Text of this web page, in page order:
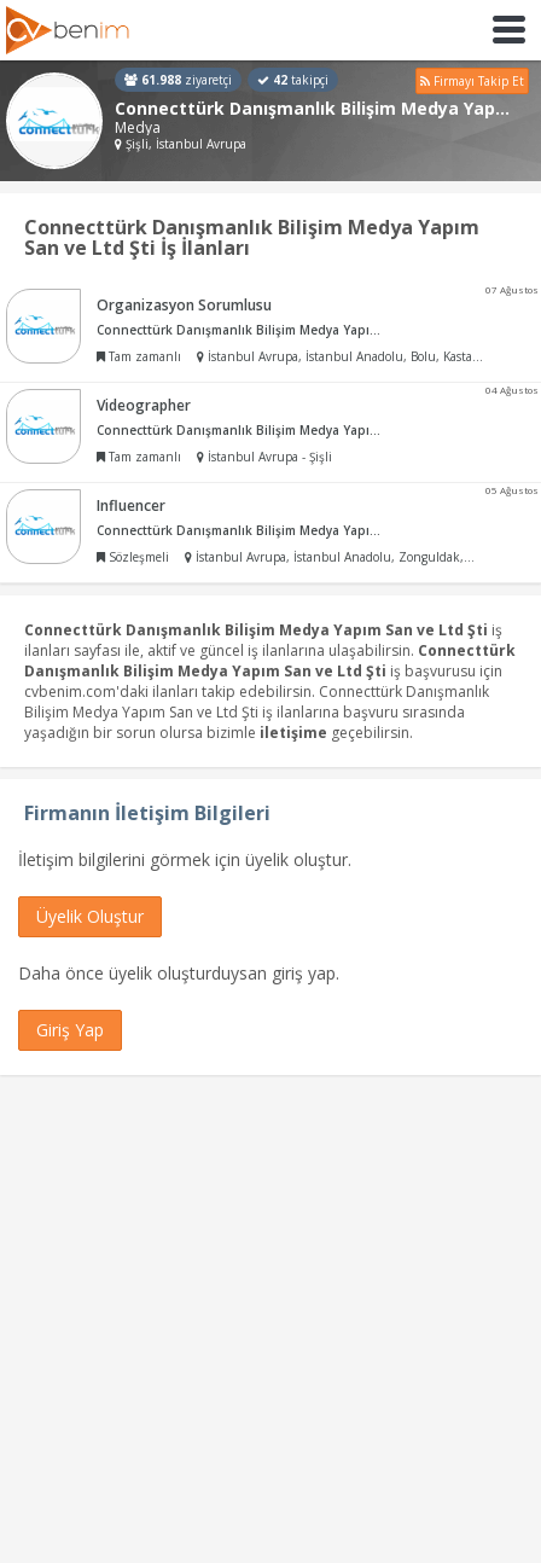
61.988 ziyaretçi 42 takipçi Firmayı Takip Et
Connecttürk Danışmanlık Bilişim Medya Yapım San ve Ltd Şti
Medya
Şişli, İstanbul Avrupa
Connecttürk Danışmanlık Bilişim Medya Yapım
San ve Ltd Şti İş İlanları
07 Ağustos
Organizasyon Sorumlusu
Connecttürk Danışmanlık Bilişim Medya Yapım San ve Ltd Şti
Tam zamanlı
İstanbul Avrupa, İstanbul Anadolu, Bolu, Kastamonu
04 Ağustos
Videographer
Connecttürk Danışmanlık Bilişim Medya Yapım San ve Ltd Şti
Tam zamanlı
İstanbul Avrupa - Şişli
05 Ağustos
Influencer
Connecttürk Danışmanlık Bilişim Medya Yapım San ve Ltd Şti
Sözleşmeli
İstanbul Avrupa, İstanbul Anadolu, Zonguldak, Kastamonu, Bolu
Connecttürk Danışmanlık Bilişim Medya Yapım San ve Ltd Şti iş
ilanları sayfası ile, aktif ve güncel iş ilanlarına ulaşabilirsin. Connecttürk
Danışmanlık Bilişim Medya Yapım San ve Ltd Şti iş başvurusu için
cvbenim.com'daki ilanları takip edebilirsin. Connecttürk Danışmanlık
Bilişim Medya Yapım San ve Ltd Şti iş ilanlarına başvuru sırasında
yaşadığın bir sorun olursa bizimle iletişime geçebilirsin.
Firmanın İletişim Bilgileri
İletişim bilgilerini görmek için üyelik oluştur.
Üyelik Oluştur
Daha önce üyelik oluşturduysan giriş yap.
Giriş Yap